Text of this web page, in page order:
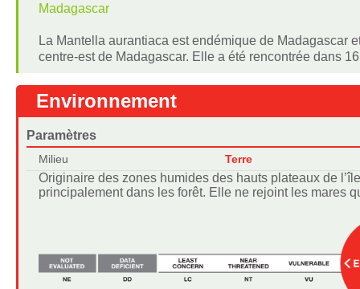
Madagascar
La Mantella aurantiaca est endémique de Madagascar
centre-est de Madagascar. Elle a été rencontrée dans
Environnement
Paramètres
Milieu Terre
Originaire des zones humides des hauts plateaux de
principalement dans les forêt. Elle ne rejoint les mares